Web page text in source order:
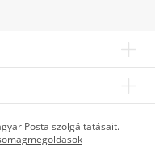
Posta szolgáltatásait.